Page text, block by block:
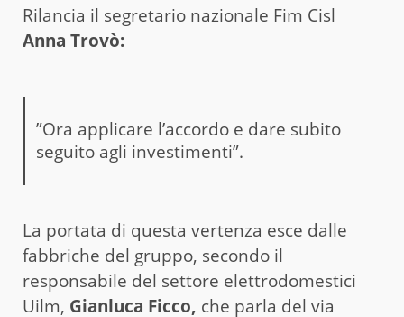
Rilancia il segretario nazionale Fim Cisl
Anna Trovò:
”Ora applicare l’accordo e dare subito
seguito agli investimenti”.
La portata di questa vertenza esce dalle
fabbriche del gruppo, secondo il
responsabile del settore elettrodomestici
Uilm, Gianluca Ficco, che parla del via